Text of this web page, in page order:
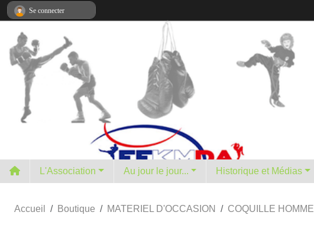
L'Association Au jour le jour... Historique et Médias
Accueil Boutique MATERIEL D'OCCASION COQUILLE HOMME
Se connecter
Panneau de gestion des cookies